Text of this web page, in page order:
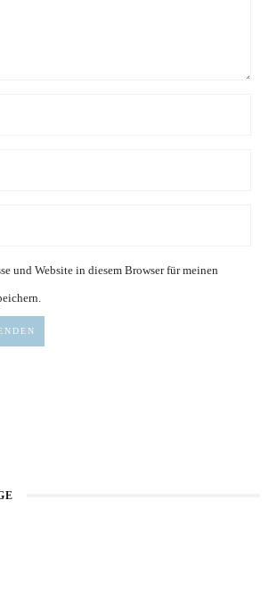
und Website in diesem Browser für meinen